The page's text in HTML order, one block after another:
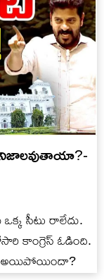
నిజాలవుతాయా?-
ఒక్క సీటు రాలేదు.
కాంగ్రెస్ ఓడింది.
అయిపోయిందా?